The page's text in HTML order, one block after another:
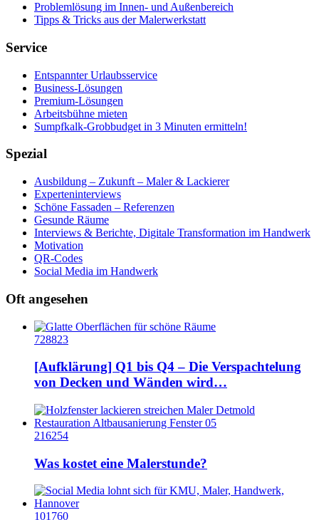
Problemlösung im Innen- und Außenbereich
Tipps & Tricks aus der Malerwerkstatt
Service
Entspannter Urlaubsservice
Business-Lösungen
Premium-Lösungen
Arbeitsbühne mieten
Sumpfkalk-Grobbudget in 3 Minuten ermitteln!
Spezial
Ausbildung – Zukunft – Maler & Lackierer
Experteninterviews
Schöne Fassaden – Referenzen
Gesunde Räume
Interviews & Berichte, Digitale Transformation im Handwerk
Motivation
QR-Codes
Social Media im Handwerk
Oft angesehen
728823
[Aufklärung] Q1 bis Q4 – Die Verspachtelung
von Decken und Wänden wird…
216254
Was kostet eine Malerstunde?
101760